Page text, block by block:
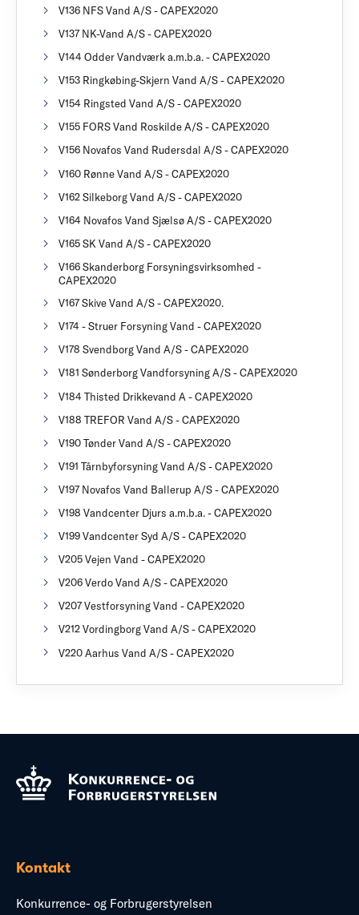
V136 NFS Vand A/S - CAPEX2020
V137 NK-Vand A/S - CAPEX2020
V144 Odder Vandværk a.m.b.a. - CAPEX2020
V153 Ringkøbing-Skjern Vand A/S - CAPEX2020
V154 Ringsted Vand A/S - CAPEX2020
V155 FORS Vand Roskilde A/S - CAPEX2020
V156 Novafos Vand Rudersdal A/S - CAPEX2020
V160 Rønne Vand A/S - CAPEX2020
V162 Silkeborg Vand A/S - CAPEX2020
V164 Novafos Vand Sjælsø A/S - CAPEX2020
V165 SK Vand A/S - CAPEX2020
V166 Skanderborg Forsyningsvirksomhed -
CAPEX2020
V167 Skive Vand A/S - CAPEX2020.
V174 - Struer Forsyning Vand - CAPEX2020
V178 Svendborg Vand A/S - CAPEX2020
V181 Sønderborg Vandforsyning A/S - CAPEX2020
V184 Thisted Drikkevand A - CAPEX2020
V188 TREFOR Vand A/S - CAPEX2020
V190 Tønder Vand A/S - CAPEX2020
V191 Tårnbyforsyning Vand A/S - CAPEX2020
V197 Novafos Vand Ballerup A/S - CAPEX2020
V198 Vandcenter Djurs a.m.b.a. - CAPEX2020
V199 Vandcenter Syd A/S - CAPEX2020
V205 Vejen Vand - CAPEX2020
V206 Verdo Vand A/S - CAPEX2020
V207 Vestforsyning Vand - CAPEX2020
V212 Vordingborg Vand A/S - CAPEX2020
V220 Aarhus Vand A/S - CAPEX2020
Kontakt
Konkurrence- og Forbrugerstyrelsen